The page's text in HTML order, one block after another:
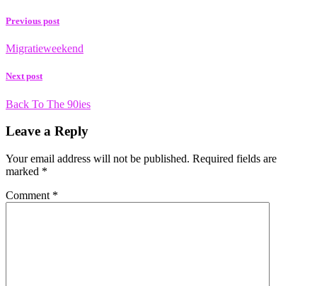
Previous post
Migratieweekend
Next post
Back To The 90ies
Leave a Reply
Your email address will not be published. Required fields are
marked *
Comment *